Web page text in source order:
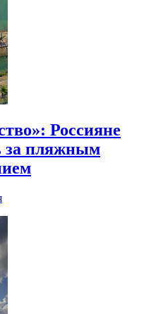
Россияне
за пляжным